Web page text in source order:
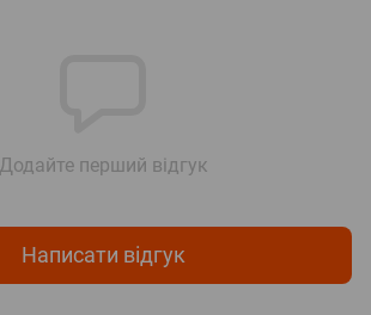
Додайте перший відгук
Написати відгук